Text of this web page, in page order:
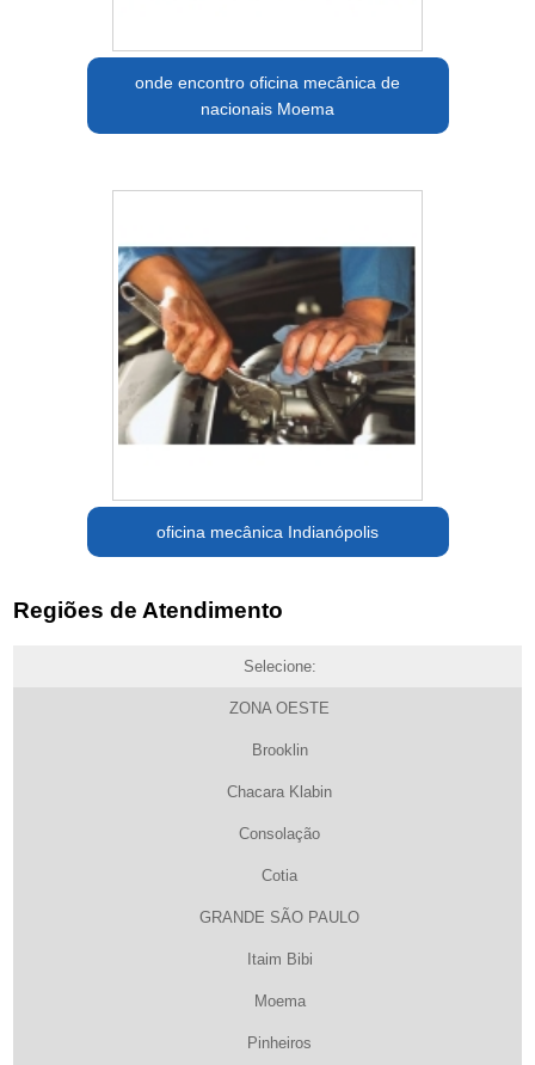
onde encontro oficina mecânica de
nacionais Moema
oficina mecânica Indianópolis
Regiões de Atendimento
Selecione:
ZONA OESTE
Brooklin
Chacara Klabin
Consolação
Cotia
GRANDE SÃO PAULO
Itaim Bibi
Moema
Pinheiros